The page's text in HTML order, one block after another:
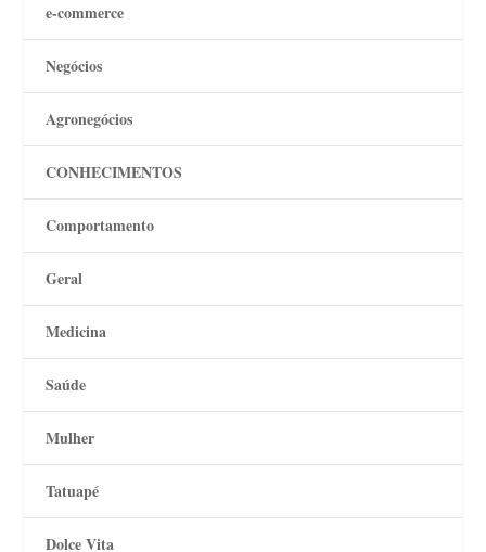
e-commerce
Negócios
Agronegócios
CONHECIMENTOS
Comportamento
Geral
Medicina
Saúde
Mulher
Tatuapé
Dolce Vita